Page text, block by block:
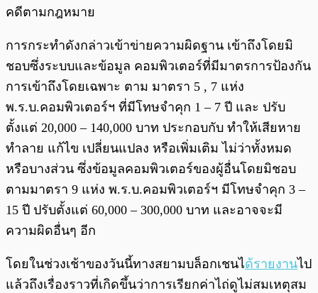
คดีตามกฎหมาย
การกระทำดังกล่าวเข้าข่ายความผิดฐาน เข้าถึงโดยมิ
ชอบซึ่งระบบและข้อมูล คอมพิวเตอร์ที่มีมาตรการป้องกัน
การเข้าถึงโดยเฉพาะ ตาม มาตรา 5 , 7 แห่ง
พ.ร.บ.คอมพิวเตอร์ฯ ที่มีโทษจำคุก 1 – 7 ปี และ ปรับ
ตั้งแต่ 20,000 – 140,000 บาท ประกอบกับ ทำให้เสียหาย
ทำลาย แก้ไข เปลี่ยนแปลง หรือเพิ่มเติม ไม่ว่าทั้งหมด
หรือบางส่วน ซึ่งข้อมูลคอมพิวเตอร์ของผู้อื่นโดยมิชอบ
ตามมาตรา 9 แห่ง พ.ร.บ.คอมพิวเตอร์ฯ มีโทษจำคุก 3 –
15 ปี ปรับตั้งแต่ 60,000 – 300,000 บาท และอาจจะมี
ความผิดอื่นๆ อีก
โดยในช่วงเช้าของวันนี้ทางสยามบล็อกเชนได้รายงานไป
แล้วถึงเรื่องราวที่เกิดขึ้นว่าการเรียกค่าไถ่ดูไม่สมเหตุสม